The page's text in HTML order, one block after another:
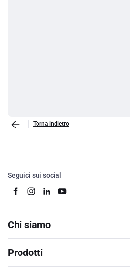
Torna indietro
Seguici sui social
Chi siamo
Prodotti